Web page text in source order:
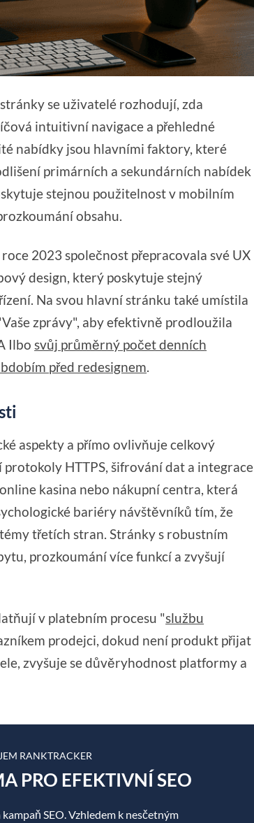
se uživatelé rozhodují, zda
intuitivní navigace a přehledné
nabídky jsou hlavními faktory, které
primárních a sekundárních nabídek
stejnou použitelnost v mobilním
obsahu.
2023 společnost přepracovala své UX
design, který poskytuje stejný
Na svou hlavní stránku také umístila
zprávy", aby efektivně prodloužila
Ilbosvůj průměrný počet denních
před redesignem.
aspekty a přímo ovlivňuje celkový
HTTPS, šifrování dat a integrace
kasina nebo nákupní centra, která
bariéry návštěvníků tím, že
třetích stran. Stránky s robustním
prozkoumání více funkcí a zvyšují
v platebním procesu "službu
prodejci, dokud není produkt přijat
zvyšuje se důvěryhodnost platformy a
RANKTRACKER
PRO EFEKTIVNÍ SEO
SEO. Vzhledem k nesčetným